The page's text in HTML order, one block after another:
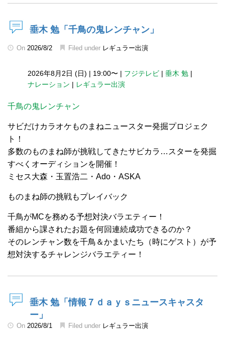
垂木 勉「千鳥の鬼レンチャン」
On 2026/8/2 Filed under レギュラー出演
2026年8月2日 (日) | 19:00〜 | フジテレビ | 垂木 勉 |
ナレーション | レギュラー出演
千鳥の鬼レンチャン
サビだけカラオケものまねニュースター発掘プロジェク
ト！
多数のものまね師が挑戦してきたサビカラ…スターを発掘
すべくオーディションを開催！
ミセス大森・玉置浩二・Ado・ASKA
ものまね師の挑戦もプレイバック
千鳥がMCを務める予想対決バラエティー！
番組から課されたお題を何回連続成功できるのか？
そのレンチャン数を千鳥＆かまいたち（時にゲスト）が予
想対決するチャレンジバラエティー！
垂木 勉「情報７ｄａｙｓニュースキャスタ
ー」
On 2026/8/1 Filed under レギュラー出演